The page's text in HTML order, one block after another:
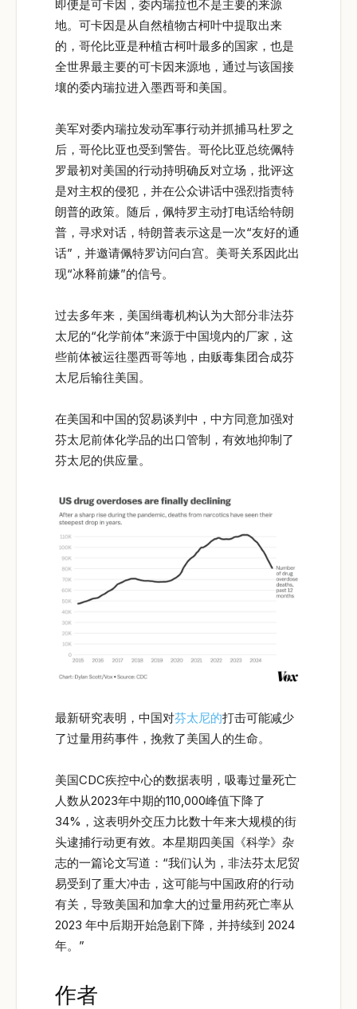
即便是可卡因，委内瑞拉也不是主要的来源
地。可卡因是从自然植物古柯叶中提取出来
的，哥伦比亚是种植古柯叶最多的国家，也是
全世界最主要的可卡因来源地，通过与该国接
壤的委内瑞拉进入墨西哥和美国。
美军对委内瑞拉发动军事行动并抓捕马杜罗之
后，哥伦比亚也受到警告。哥伦比亚总统佩特
罗最初对美国的行动持明确反对立场，批评这
是对主权的侵犯，并在公众讲话中强烈指责特
朗普的政策。随后，佩特罗主动打电话给特朗
普，寻求对话，特朗普表示这是一次“友好的通
话”，并邀请佩特罗访问白宫。美哥关系因此出
现“冰释前嫌”的信号。
过去多年来，美国缉毒机构认为大部分非法芬
太尼的“化学前体”来源于中国境内的厂家，这
些前体被运往墨西哥等地，由贩毒集团合成芬
太尼后输往美国。
在美国和中国的贸易谈判中，中方同意加强对
芬太尼前体化学品的出口管制，有效地抑制了
芬太尼的供应量。
最新研究表明，中国对芬太尼的打击可能减少
了过量用药事件，挽救了美国人的生命。
美国CDC疾控中心的数据表明，吸毒过量死亡
人数从2023年中期的110,000峰值下降了
34%，这表明外交压力比数十年来大规模的街
头逮捕行动更有效。本星期四美国《科学》杂
志的一篇论文写道：“我们认为，非法芬太尼贸
易受到了重大冲击，这可能与中国政府的行动
有关，导致美国和加拿大的过量用药死亡率从
2023 年中后期开始急剧下降，并持续到 2024
年。”
作者